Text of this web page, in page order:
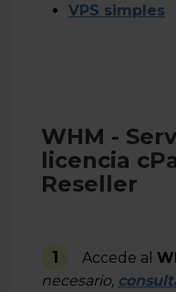
VPS simples
WHM -
licencia
Reseller
1 Accede al
necesario,